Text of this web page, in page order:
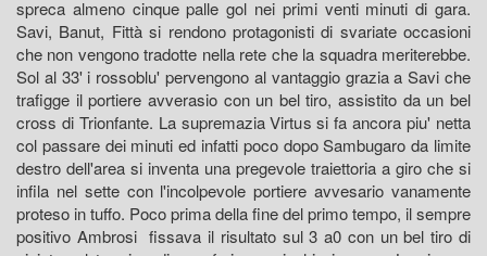
spreca almeno cinque palle gol nei primi venti minuti di gara.
Savi, Banut, Fittà si rendono protagonisti di svariate occasioni
che non vengono tradotte nella rete che la squadra meriterebbe.
Sol al 33' i rossoblu' pervengono al vantaggio grazia a Savi che
trafigge il portiere avverasio con un bel tiro, assistito da un bel
cross di Trionfante. La supremazia Virtus si fa ancora piu' netta
col passare dei minuti ed infatti poco dopo Sambugaro da limite
destro dell'area si inventa una pregevole traiettoria a giro che si
infila nel sette con l'incolpevole portiere avvesario vanamente
proteso in tuffo. Poco prima della fine del primo tempo, il sempre
positivo Ambrosi fissava il risultato sul 3 a0 con un bel tiro di